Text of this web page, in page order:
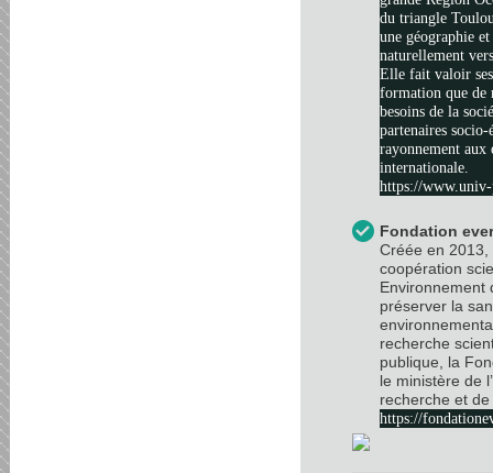
du triangle
une géographie
naturellement
Elle fait valoir
formation que de
besoins de la
partenaires
rayonnement aux
internationale.
https://
Fondation
Créée en
coopération
Environnement
préserver la
recherche
publique, la
le ministère de
recherche et
https://